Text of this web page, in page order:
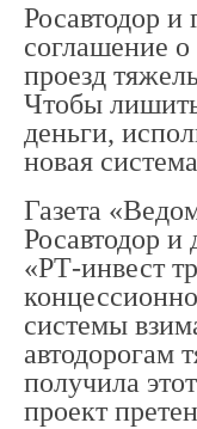
Росавтодор и
соглашение
проезд
Чтобы
деньги,
новая
Газета
Росавтодор и
«РТ-инвест
системы
автодорогам
получила
проект